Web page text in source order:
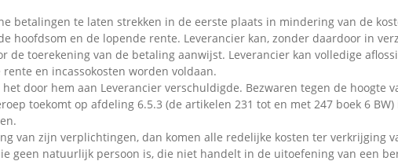
betalingen te laten strekken in de eerste plaats in mindering van de
hoofdsom en de lopende rente. Leverancier kan, zonder daardoor in
de toerekening van de betaling aanwijst. Leverancier kan volledige
en incassokosten worden voldaan.
door hem aan Leverancier verschuldigde. Bezwaren tegen de hoogte
toekomt op afdeling 6.5.3 (de artikelen 231 tot en met 247 boek 6
van zijn verplichtingen, dan komen alle redelijke kosten ter verkrijging
geen natuurlijk persoon is, die niet handelt in de uitoefening van een